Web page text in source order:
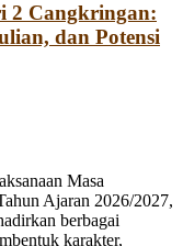
2 Cangkringan:
dan Potensi
Masa
Ajaran 2026/2027,
berbagai
karakter,